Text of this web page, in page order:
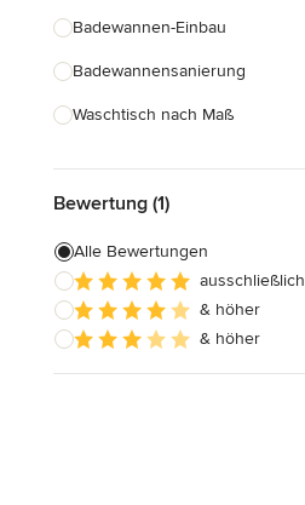
Badewannen-Einbau
Badewannensanierung
Waschtisch nach Maß
Gäste-WC Renovierung
Fugenlose Badezimmer
Badezimmereinbau
Alle anzeigen
Bewertung (1)
Alle Bewertungen
ausschließlich
& höher
& höher